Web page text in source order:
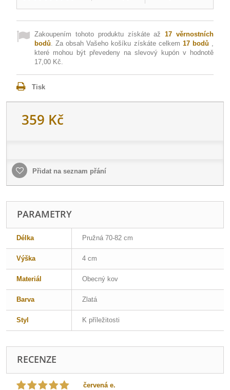
Zakoupením tohoto produktu získáte až17 věrnostních
bodů. Za obsah Vašeho košíku získáte celkem 17bodů ,
které mohou být převedeny na slevový kupón v hodnotě
17,00 Kč.
Tisk
359 Kč
Přidat na seznam přání
PARAMETRY
Délka Pružná 70-82 cm
Výška 4 cm
Materiál Obecný kov
Barva Zlatá
Styl K příležitosti
RECENZE
červená e.